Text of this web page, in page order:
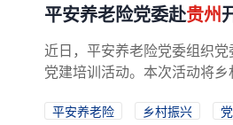
平安养老险党委赴贵州
近日，平安养老险党委组织
党建培训活动。本次活动将
平安养老险 乡村振兴